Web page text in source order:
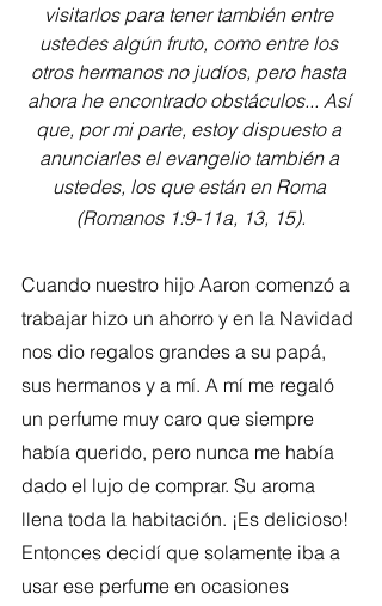
visitarlos para tener también entre
ustedes algún fruto, como entre los
otros hermanos no judíos, pero hasta
ahora he encontrado obstáculos... Así
que, por mi parte, estoy dispuesto a
anunciarles el evangelio también a
ustedes, los que están en Roma
(Romanos 1:9-11a, 13, 15).
Cuando nuestro hijo Aaron comenzó a
trabajar hizo un ahorro y en la Navidad
nos dio regalos grandes a su papá,
sus hermanos y a mí. A mí me regaló
un perfume muy caro que siempre
había querido, pero nunca me había
dado el lujo de comprar. Su aroma
llena toda la habitación. ¡Es delicioso!
Entonces decidí que solamente iba a
usar ese perfume en ocasiones